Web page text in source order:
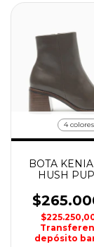
4 colores
BOTA
HUSH
depósito